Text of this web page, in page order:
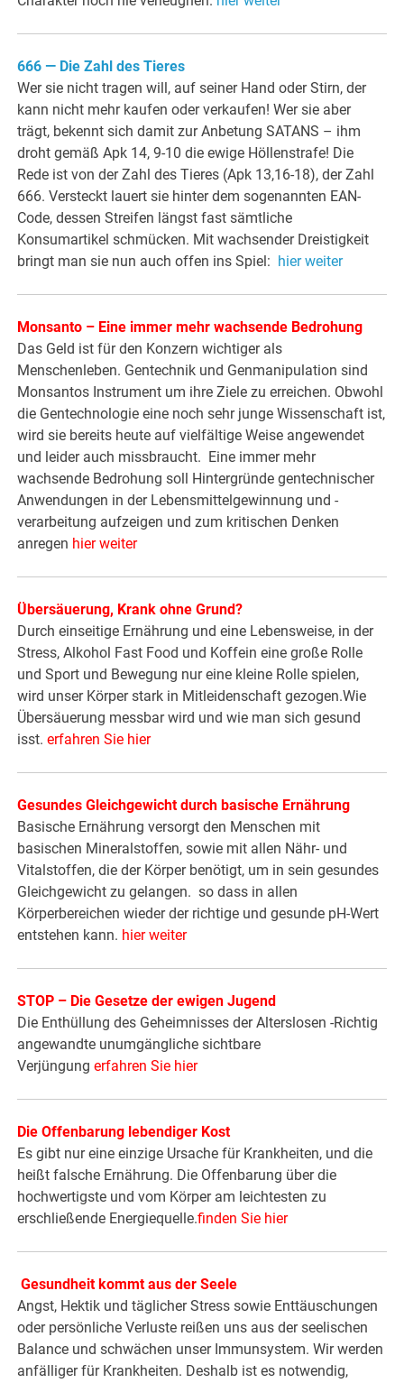
666 — Die Zahl des Tieres
Wer sie nicht tragen will, auf seiner Hand oder Stirn, der
kann nicht mehr kaufen oder verkaufen! Wer sie aber
trägt, bekennt sich damit zur Anbetung SATANS – ihm
droht gemäß Apk 14, 9-10 die ewige Höllenstrafe! Die
Rede ist von der Zahl des Tieres (Apk 13,16-18), der Zahl
666. Versteckt lauert sie hinter dem sogenannten EAN-
Code, dessen Streifen längst fast sämtliche
Konsumartikel schmücken. Mit wachsender Dreistigkeit
bringt man sie nun auch offen ins Spiel: hier weiter
Monsanto – Eine immer mehr wachsende Bedrohung
Das Geld ist für den Konzern wichtiger als
Menschenleben. Gentechnik und Genmanipulation sind
Monsantos Instrument um ihre Ziele zu erreichen. Obwohl
die Gentechnologie eine noch sehr junge Wissenschaft ist,
wird sie bereits heute auf vielfältige Weise angewendet
und leider auch missbraucht. Eine immer mehr
wachsende Bedrohung soll Hintergründe gentechnischer
Anwendungen in der Lebensmittelgewinnung und -
verarbeitung aufzeigen und zum kritischen Denken
anregen hier weiter
Übersäuerung, Krank ohne Grund?
Durch einseitige Ernährung und eine Lebensweise, in der
Stress, Alkohol Fast Food und Koffein eine große Rolle
und Sport und Bewegung nur eine kleine Rolle spielen,
wird unser Körper stark in Mitleidenschaft gezogen.Wie
Übersäuerung messbar wird und wie man sich gesund
isst. erfahren Sie hier
Gesundes Gleichgewicht durch basische Ernährung
Basische Ernährung versorgt den Menschen mit
basischen Mineralstoffen, sowie mit allen Nähr- und
Vitalstoffen, die der Körper benötigt, um in sein gesundes
Gleichgewicht zu gelangen. so dass in allen
Körperbereichen wieder der richtige und gesunde pH-Wert
entstehen kann. hier weiter
STOP – Die Gesetze der ewigen Jugend
Die Enthüllung des Geheimnisses der Alterslosen -Richtig
angewandte unumgängliche sichtbare
Verjüngungerfahren Sie hier
Die Offenbarung lebendiger Kost
Es gibt nur eine einzige Ursache für Krankheiten, und die
heißt falsche Ernährung. Die Offenbarung über die
hochwertigste und vom Körper am leichtesten zu
erschließende Energiequelle.finden Sie hier
Gesundheit kommt aus der Seele
Angst, Hektik und täglicher Stress sowie Enttäuschungen
oder persönliche Verluste reißen uns aus der seelischen
Balance und schwächen unser Immunsystem. Wir werden
anfälliger für Krankheiten. Deshalb ist es notwendig,